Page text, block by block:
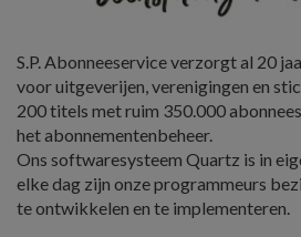
S.P. Abonneeservice verzorgt al 20
voor uitgeverijen, verenigingen en
200 titels met ruim 350.000
het abonnementenbeheer.
Ons softwaresysteem Quartz is in
elke dag zijn onze programmeurs
te ontwikkelen en te implementeren.